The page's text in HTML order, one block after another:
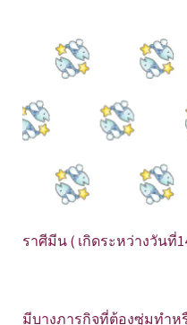
ราศีมีน ( เกิดระหว่างวันที่
มีบางภารกิจที่ต้องซุ่มทำห